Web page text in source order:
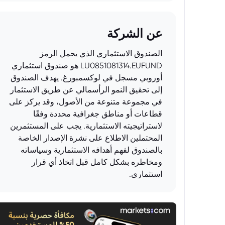
عن الشركة
الصندوق الاستثماري الذي يحمل الرمز
LU0851081314.EUFUND هو صندوق استثماري
أوروبي مسجل في لوكسمبورغ. يهدف الصندوق
إلى تحقيق النمو الرأسمالي عن طريق الاستثمار
في مجموعة متنوعة من الأصول، وقد يركز على
قطاعات أو مناطق جغرافية محددة وفقًا
لاستراتيجيته الاستثمارية. يجب على المستثمرين
المحتملين الاطلاع على نشرة الإصدار الخاصة
بالصندوق لفهم أهدافه الاستثمارية وسياساته
ومخاطره بشكل كامل قبل اتخاذ أي قرار
استثماري.